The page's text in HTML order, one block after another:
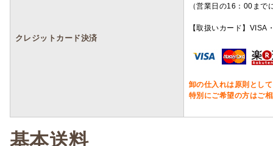
クレジットカード決済
（営業日の16：00ま
【取扱いカード】
卸の仕入れは原則とし
特別にご希望の方はご
基本送料